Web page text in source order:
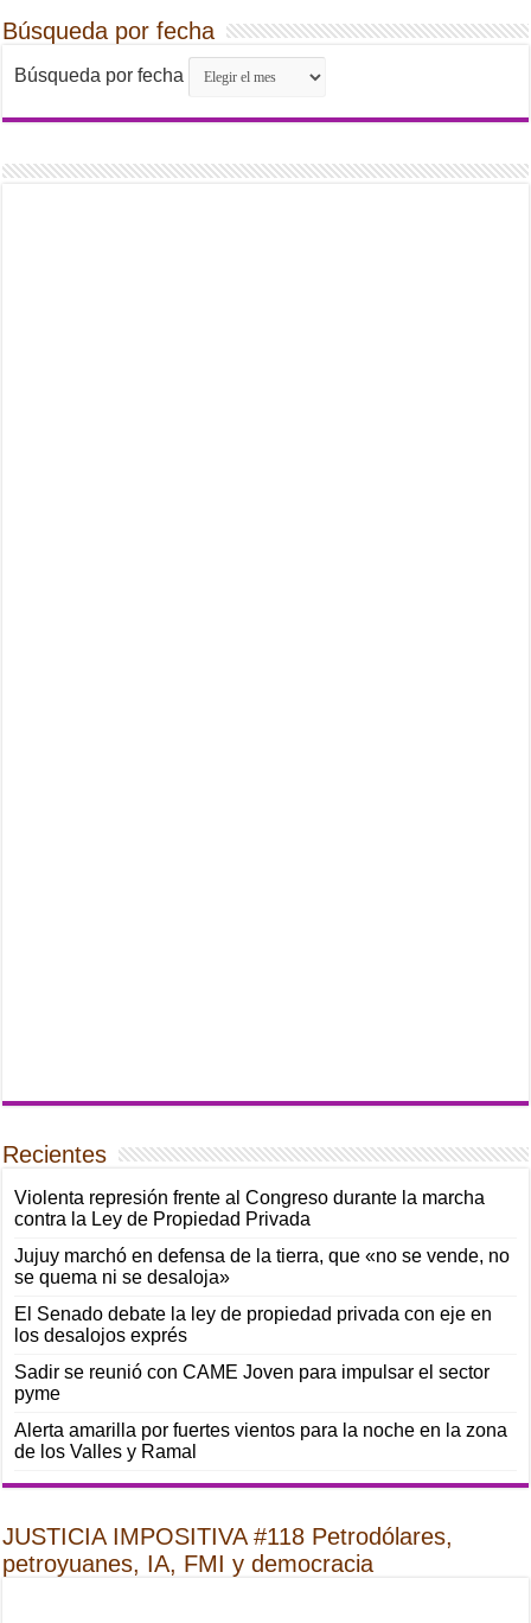
Búsqueda por fecha
Búsqueda por fecha
Recientes
Violenta represión frente al Congreso durante la marcha
contra la Ley de Propiedad Privada
Jujuy marchó en defensa de la tierra, que «no se vende, no
se quema ni se desaloja»
El Senado debate la ley de propiedad privada con eje en
los desalojos exprés
Sadir se reunió con CAME Joven para impulsar el sector
pyme
Alerta amarilla por fuertes vientos para la noche en la zona
de los Valles y Ramal
JUSTICIA IMPOSITIVA #118 Petrodólares,
petroyuanes, IA, FMI y democracia